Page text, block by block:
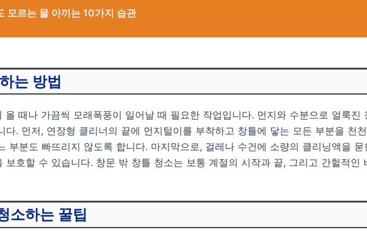
모르는 물 아끼는 10가지 습관
는 방법
올 때나 가끔씩 모래폭풍이 일어날 때 필요한 작업입니다. 먼지와 수분으로 얼룩진
다. 먼저, 연장형 클리너의 끝에 먼지털이를 부착하고 창틀에 닿는 모든 부분을 천
부분도 빠뜨리지 않도록 합니다. 마지막으로, 걸레나 수건에 소량의 클리닝액을
보호할 수 있습니다. 창문 밖 창틀 청소는 보통 계절의 시작과 끝, 그리고 간헐적인
소하는 꿀팁